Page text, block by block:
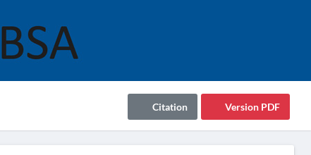
Version PDF
Citation